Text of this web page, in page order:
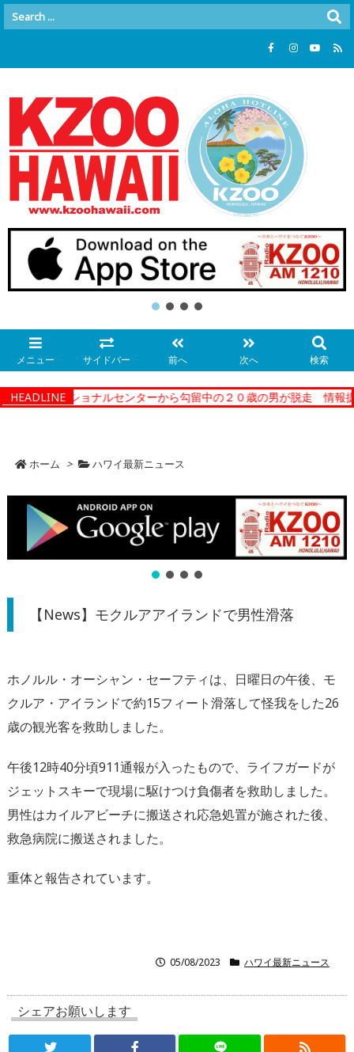
メニュー サイドバー 前へ 次へ 検索
HEADLINE
ーコレクショナルセンターから勾留中の２０歳の男が脱走 情報提供
ホーム > ハワイ最新ニュース
【News】モクルアアイランドで男性滑落
ホノルル・オーシャン・セーフティは、日曜日の午後、モ
クルア・アイランドで約15フィート滑落して怪我をした26
歳の観光客を救助しました。
午後12時40分頃911通報が入ったもので、ライフガードが
ジェットスキーで現場に駆けつけ負傷者を救助しました。
男性はカイルアビーチに搬送され応急処置が施された後、
救急病院に搬送されました。
重体と報告されています。
05/08/2023 ハワイ最新ニュース
シェアお願いします